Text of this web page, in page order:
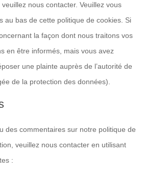
nous contacter. Veuillez vous
au bas de cette politique de cookies. Si
la façon dont nous traitons vos
en être informés, mais vous avez
une plainte auprès de l’autorité de
de la protection des données).
des commentaires sur notre politique de
veuillez nous contacter en utilisant
: